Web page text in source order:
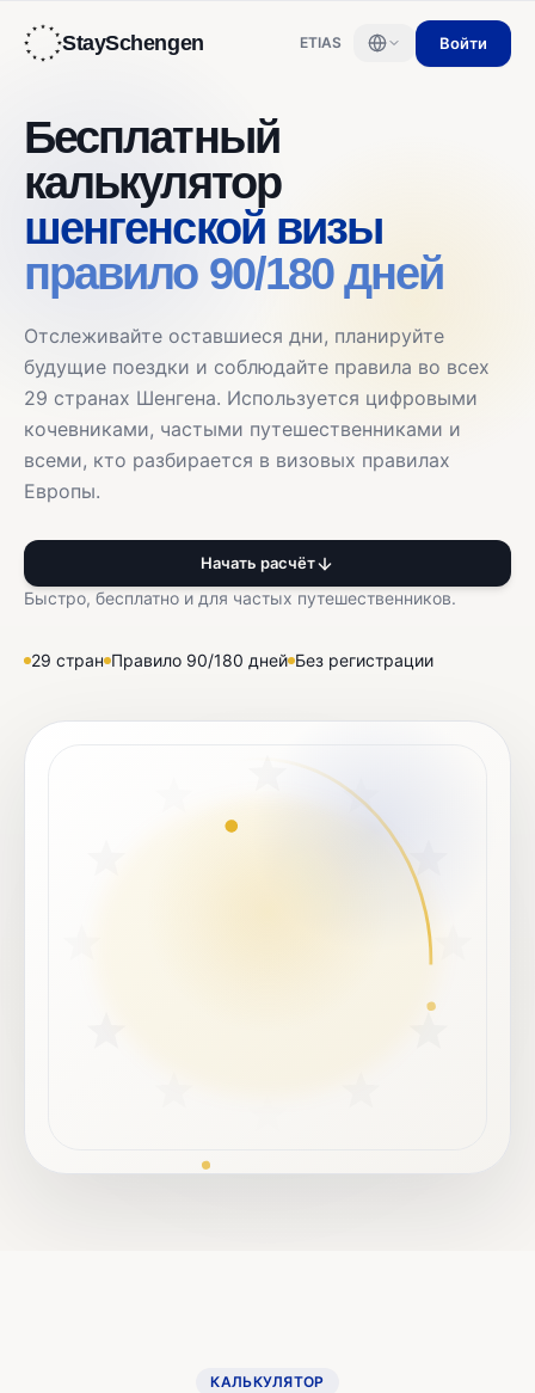
StaySchengen ETIAS Войти
Бесплатный
калькулятор
шенгенской визы
правило 90/180 дней
Отслеживайте оставшиеся дни, планируйте
будущие поездки и соблюдайте правила во всех
29 странах Шенгена. Используется цифровыми
кочевниками, частыми путешественниками и
всеми, кто разбирается в визовых правилах
Европы.
Начать расчёт
Быстро, бесплатно и для частых путешественников.
29 стран Правило 90/180 дней Без регистрации
КАЛЬКУЛЯТОР